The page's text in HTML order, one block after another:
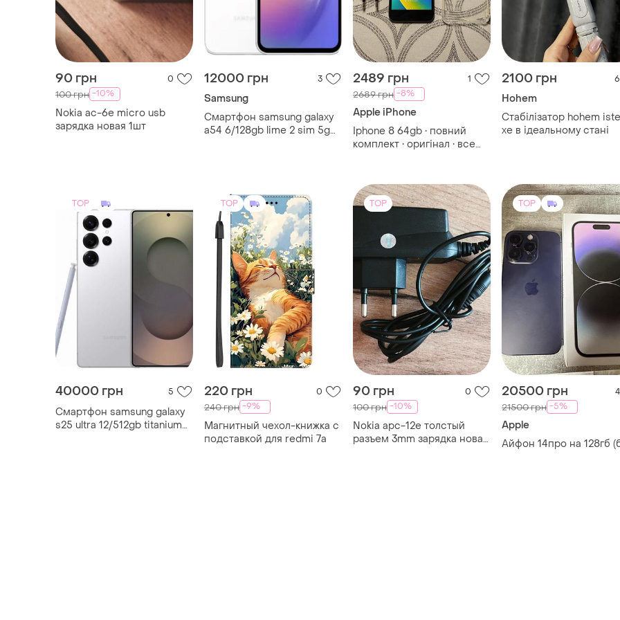
90 грн 0
100 грн -10%
Nokia ac-6e micro usb
зарядка новая 1шт
12000 грн 3
Samsung
Смартфон samsung galaxy
a54 6/128gb lime 2 sim 5g
2489 грн 1
2689 грн -8%
Apple iPhone
Iphone 8 64gb • повний
комплект • оригінал • все
2100 грн 6
Hohem
Стабілізатор hohem
xe в ідеальному стані
TOP
40000 грн 5
Смартфон samsung galaxy
s25 ultra 12/512gb titanium
TOP
220 грн 0
240 грн -9%
Магнитный чехол-книжка с
подставкой для redmi 7а
TOP
90 грн 0
100 грн -10%
Nokia apc-12e толстый
разъем 3mm зарядка новая
TOP
20500 грн 4
21500 грн -5%
Apple
Айфон 14про на 128гб